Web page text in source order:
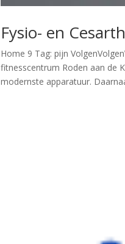
Fysio- en
Home 9 Tag: pijn
fitnesscentrum Roden aan de
modernste apparatuur.